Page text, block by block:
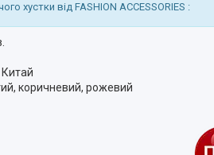
хустки від FASHION ACCESSORIES :
Китай
коричневий, рожевий